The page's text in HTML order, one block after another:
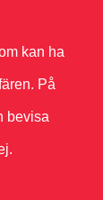
kan ha
På
bevisa